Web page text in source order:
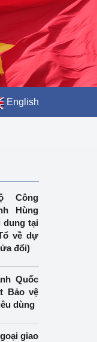
English
Công
Hùng
dung tại
về dự
đổi)
Quốc
Bảo vệ
dùng
giao